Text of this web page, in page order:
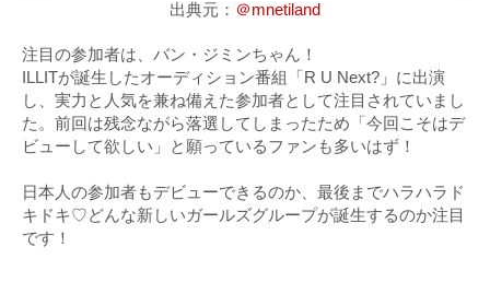
出典元： ＠mnetiland
注目の参加者は、バン・ジミンちゃん！
ILLITが誕生したオーディション番組「R U Next?」に出演
し、実力と人気を兼ね備えた参加者として注目されていまし
た。前回は残念ながら落選してしまったため「今回こそはデ
ビューして欲しい」と願っているファンも多いはず！
日本人の参加者もデビューできるのか、最後までハラハラド
キドキ♡どんな新しいガールズグループが誕生するのか注目
です！